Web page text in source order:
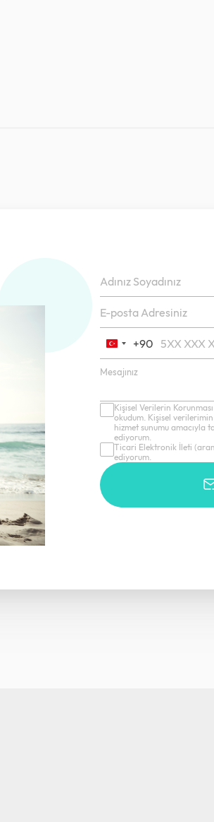
Turkey
+90
+90
Kişisel Verilerin
okudum. Kişisel
hizmet sunumu amacıyla
ediyorum.
Ticari Elektronik İleti
ediyorum.